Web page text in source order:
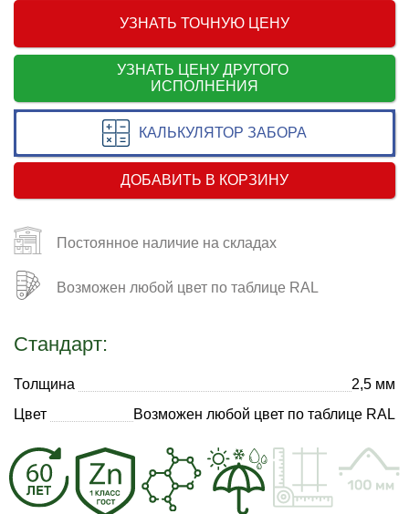
УЗНАТЬ ТОЧНУЮ ЦЕНУ
УЗНАТЬ ЦЕНУ ДРУГОГО
ИСПОЛНЕНИЯ
КАЛЬКУЛЯТОР ЗАБОРА
ДОБАВИТЬ В КОРЗИНУ
Постоянное наличие на складах
Возможен любой цвет по таблице RAL
Стандарт:
Толщина
2,5 мм
Цвет
Возможен любой цвет по таблице RAL